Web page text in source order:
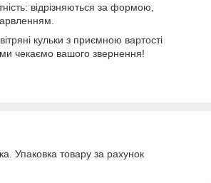
відрізняються за формою,
кульки з приємною вартості
ми чекаємо вашого звернення!
Упаковка товару за рахунок